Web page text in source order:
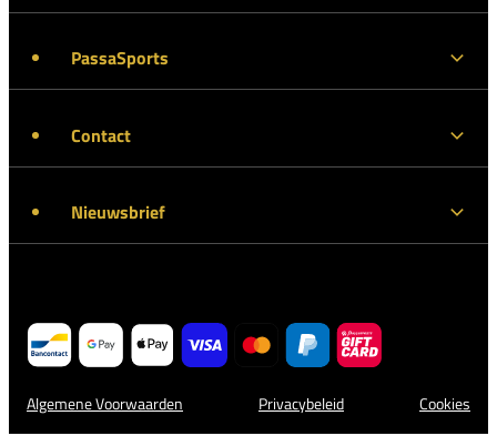
PassaSports
Contact
Nieuwsbrief
Algemene Voorwaarden Privacybeleid Cookies